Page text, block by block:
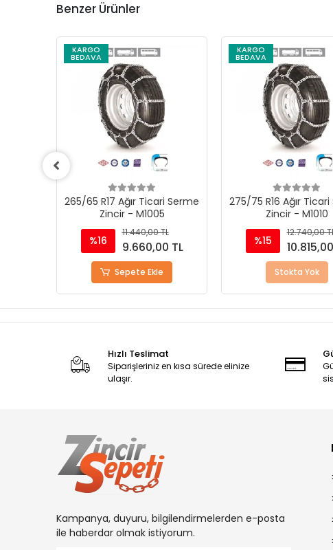
Benzer Ürünler
KARGO
BEDAVA
265/65 R17 Ağır Ticari Serme
Zincir - M1005
%16
11.440,00 TL
9.660,00 TL
Sepete Ekle
KARGO
BEDAVA
275/75 R16 Ağır
Zincir - M1010
%15
12.740,00
Stokta Yok
Hızlı Teslimat
Siparişleriniz en kısa sürede elinize
ulaşır.
Kampanya, duyuru, bilgilendirmelerden e-posta
ile haberdar olmak istiyorum.